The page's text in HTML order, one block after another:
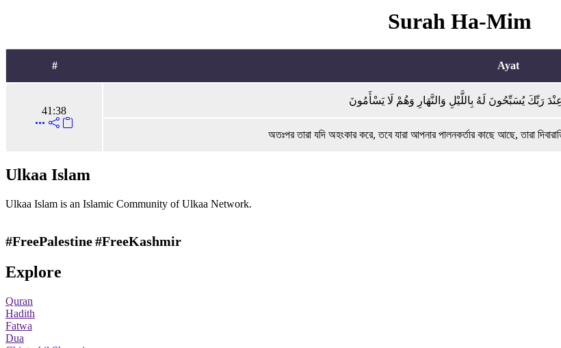
Surah Ha-Mim
# Ayat
41:38
অতঃপর তারা যদি অহংকার করে, তবে যারা আপনার পালনকর্তার কাছে আছে, তারা
Ulkaa Islam
Ulkaa Islam is an Islamic Community of Ulkaa Network.
#FreePalestine#FreeKashmir
Explore
Quran
Hadith
Fatwa
Dua